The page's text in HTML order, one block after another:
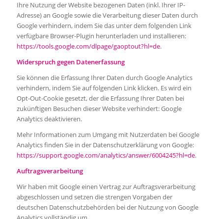
Ihre Nutzung der Website bezogenen Daten (inkl. Ihrer IP-
Adresse) an Google sowie die Verarbeitung dieser Daten durch
Google verhindern, indem Sie das unter dem folgenden Link
verfügbare Browser-Plugin herunterladen und installieren:
https://tools.google.com/dlpage/gaoptout?hl=de.
Widerspruch gegen Datenerfassung
Sie können die Erfassung Ihrer Daten durch Google Analytics
verhindern, indem Sie auf folgenden Link klicken. Es wird ein
Opt-Out-Cookie gesetzt, der die Erfassung Ihrer Daten bei
zukünftigen Besuchen dieser Website verhindert: Google
Analytics deaktivieren.
Mehr Informationen zum Umgang mit Nutzerdaten bei Google
Analytics finden Sie in der Datenschutzerklärung von Google:
https://support.google.com/analytics/answer/6004245?hl=de.
Auftragsverarbeitung
Wir haben mit Google einen Vertrag zur Auftragsverarbeitung
abgeschlossen und setzen die strengen Vorgaben der
deutschen Datenschutzbehörden bei der Nutzung von Google